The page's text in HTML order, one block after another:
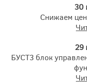
30
Снижаем
29
БУСТ3 блок